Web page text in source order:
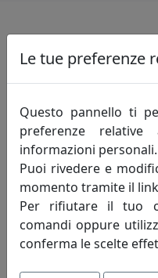
Informazioni sul
i principi
spirito
mercato, opera
miglioramento degli
offerto al fine di
ogni cliente.
livello di conoscenza
Le tue preferenze
Questo pannello ti
preferenze
informazioni personali.
Puoi rivedere e
momento tramite il
Per rifiutare il tuo
comandi oppure
conferma le scelte